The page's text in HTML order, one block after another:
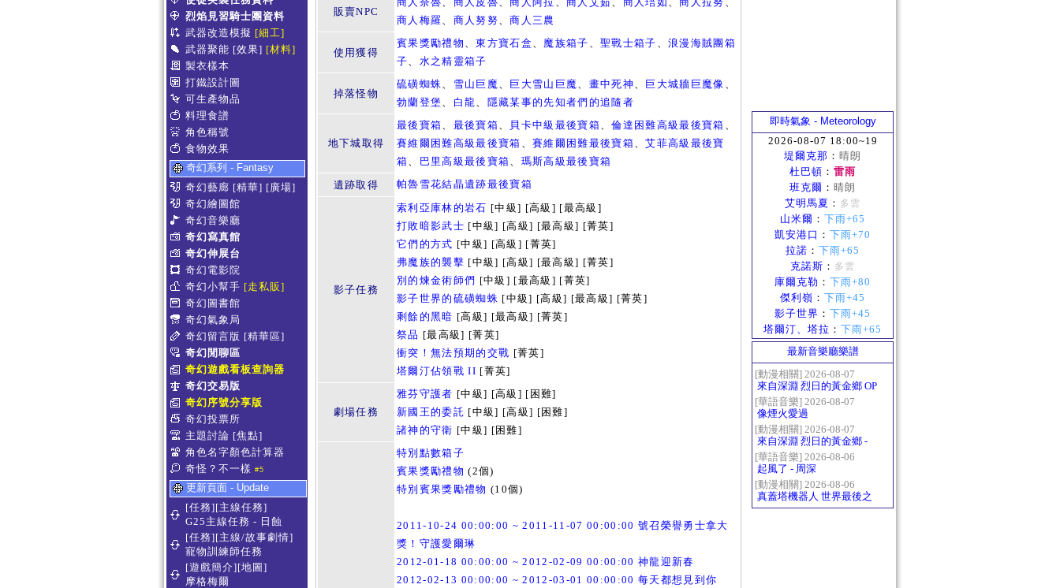
烈焰見習騎士團資料
武器改造模擬 [細工]
武器聚能 [效果] [材料]
製衣樣本
打鐵設計圖
可生產物品
料理食譜
角色稱號
食物效果
奇幻系列 - Fantasy
奇幻藝廊 [精華] [廣場]
奇幻繪圖館
奇幻音樂廳
奇幻寫真館
奇幻伸展台
奇幻電影院
奇幻小幫手 [走私販]
奇幻圖書館
奇幻氣象局
奇幻留言版 [精華區]
奇幻閒聊區
奇幻遊戲看板查詢器
奇幻交易版
奇幻序號分享版
奇幻投票所
主題討論 [焦點]
角色名字顏色計算器
奇怪？不一樣 #5
更新頁面 - Update
[任務][主線任務]
G25主線任務 - 日蝕
[任務][主線/故事劇情]
寵物訓練師任務
[遊戲簡介][地圖]
摩格梅爾
販賣NPC
商人梅羅、 商人努努、商人三農
使用獲得
賓果獎勵禮物 、東方寶石盒 、 魔族箱子 、聖戰士箱子 、浪漫海賊團箱
子、 水之精靈箱子
掉落怪物
硫磺蜘蛛、 雪山巨魔、 巨大雪山巨魔、 畫中死神、 巨大城牆巨魔像 、
勃蘭登堡 、 白龍、 隱藏某事的先知者們的追隨者
地下城取得
最後寶箱、 最後寶箱、 貝卡中級最後寶箱、倫達困難高級最後寶箱 、
賽維爾困難高級最後寶箱 、賽維爾困難最後寶箱、艾菲高級最後寶
箱、 巴里高級最後寶箱、 瑪斯高級最後寶箱
遺跡取得
帕魯雪花結晶遺跡最後寶箱
影子任務
索利亞庫林的岩石 [中級] [高級] [最高級]
打敗暗影武士 [中級] [高級] [最高級] [菁英]
它們的方式 [中級] [高級] [菁英]
弗魔族的襲擊 [中級] [高級] [最高級] [菁英]
別的煉金術師們 [中級] [最高級] [菁英]
影子世界的硫磺蜘蛛 [中級] [高級] [最高級] [菁英]
剩餘的黑暗 [高級] [最高級] [菁英]
祭品 [最高級] [菁英]
衝突！無法預期的交戰 [菁英]
塔爾汀佔領戰 II [菁英]
劇場任務
雅芬守護者 [中級] [高級] [困難]
新國王的委託 [中級] [高級] [困難]
諸神的守衛 [中級] [困難]
特別點數箱子
賓果獎勵禮物 (2個)
特別賓果獎勵禮物 (10個)
2011-10-24 00:00:00 ~ 2011-11-07 00:00:00 號召榮譽勇士拿大
獎！守護愛爾琳
2012-01-18 00:00:00 ~ 2012-02-09 00:00:00 神龍迎新春
2012-02-13 00:00:00 ~ 2012-03-01 00:00:00 每天都想見到你
即時氣象 - Meteorology
2026-08-07 18:00~19
堤爾克那 ： 晴朗
杜巴頓 ： 雷雨
班克爾 ： 晴朗
艾明馬夏 ： 多雲
山米爾 ： 下雨+65
凱安港口 ： 下雨+70
拉諾 ： 下雨+65
克諾斯 ： 多雲
庫爾克勒 ： 下雨+80
傑利嶺 ： 下雨+45
影子世界 ： 下雨+45
塔爾汀、塔拉 ： 下雨+65
最新音樂廳樂譜
[動漫相關] 2026-08-07
來自深淵 烈日的黃金鄉 OP
- かたち(Katachi)
[華語音樂] 2026-08-07
像煙火愛過
[動漫相關] 2026-08-07
來自深淵 烈日的黃金鄉 -
Gravity
[華語音樂] 2026-08-06
起風了 - 周深
[動漫相關] 2026-08-06
真蓋塔機器人 世界最後之
日OP2 HEATS